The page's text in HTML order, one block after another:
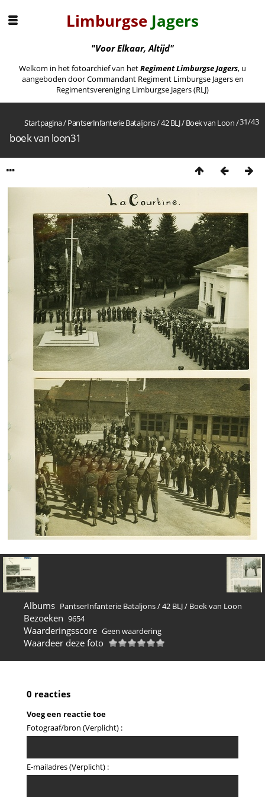
Limburgse Jagers
"Voor Elkaar, Altijd"
Welkom in het fotoarchief van hetRegiment Limburgse Jagers, u
aangeboden door Commandant Regiment Limburgse Jagers en
Regimentsvereniging Limburgse Jagers (RLJ)
31/43
Startpagina/PantserInfanterie Bataljons/42 BLJ/Boek van Loon/
boek van loon31
Albums PantserInfanterie Bataljons/42 BLJ/ Boek van Loon
Bezoeken 9654
Waarderingsscore Geen waardering
Waardeer deze foto
0 reacties
Voeg een reactie toe
Fotograaf/bron (Verplicht) :
E-mailadres (Verplicht) :